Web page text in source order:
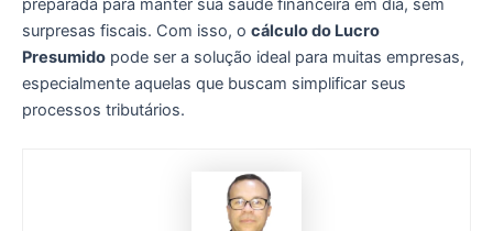
surpresas fiscais. Com isso, o cálculo do Lucro
Presumido pode ser a solução ideal para muitas empresas,
especialmente aquelas que buscam simplificar seus
processos tributários.